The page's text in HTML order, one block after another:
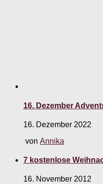
16. Dezember
16. Dezember 2022
von Annika
7 kostenlose
16. November 2012